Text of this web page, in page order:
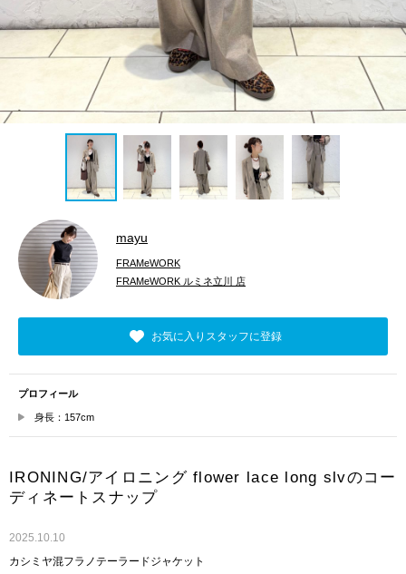
mayu
FRAMeWORK
FRAMeWORK ルミネ立川 店
お気に入りスタッフに登録
プロフィール
身長：157cm
IRONING/アイロニング flower lace long slvのコー
ディネートスナップ
2025.10.10
カシミヤ混フラノテーラードジャケット